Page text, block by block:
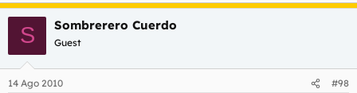
S Sombrerero Cuerdo
Guest
14 Ago 2010 #98